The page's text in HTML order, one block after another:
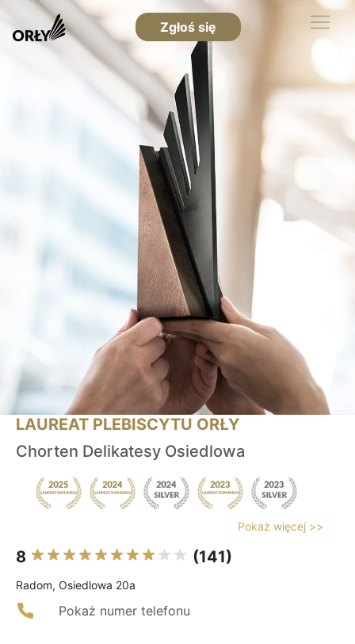
Zgłoś się
LAUREAT PLEBISCYTU ORŁY
Chorten Delikatesy Osiedlowa
Pokaż więcej >>
8 (141)
Radom, Osiedlowa 20a
Pokaż numer telefonu